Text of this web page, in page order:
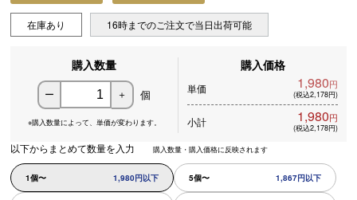
在庫あり 16時までのご注文で当日出荷可能
購入数量
ー ＋ 個
※購入数量によって、 単価が変わります。
購入価格
単価 1,980円
(税込2,178円)
小計 1,980円
(税込2,178円)
以下からまとめて数量を入力 購入数量・購入価格に反映されます
1個〜 1,980円以下 5個〜 1,867円以下